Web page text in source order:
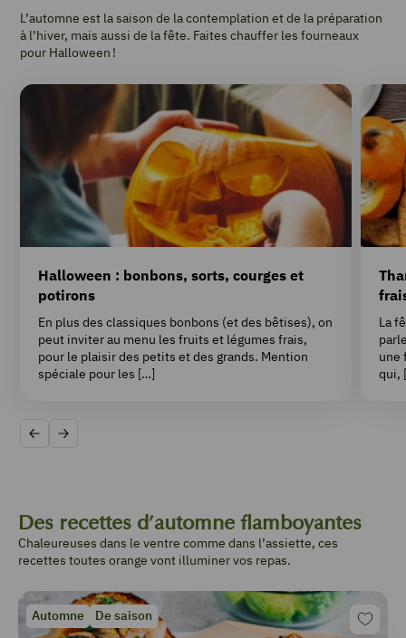
L’automne est la saison de la contemplation et de la préparation
à l’hiver, mais aussi de la fête. Faites chauffer les fourneaux
pour Halloween !
Halloween : bonbons, sorts, courges et
potirons
En plus des classiques bonbons (et des bêtises), on
peut inviter au menu les fruits et légumes frais,
pour le plaisir des petits et des grands. Mention
spéciale pour les […]
La
une
qui,
Précédent
Suivant
Des recettes d’automne flamboyantes
Chaleureuses dans le ventre comme dans l’assiette, ces
recettes toutes orange vont illuminer vos repas.
Automne De saison